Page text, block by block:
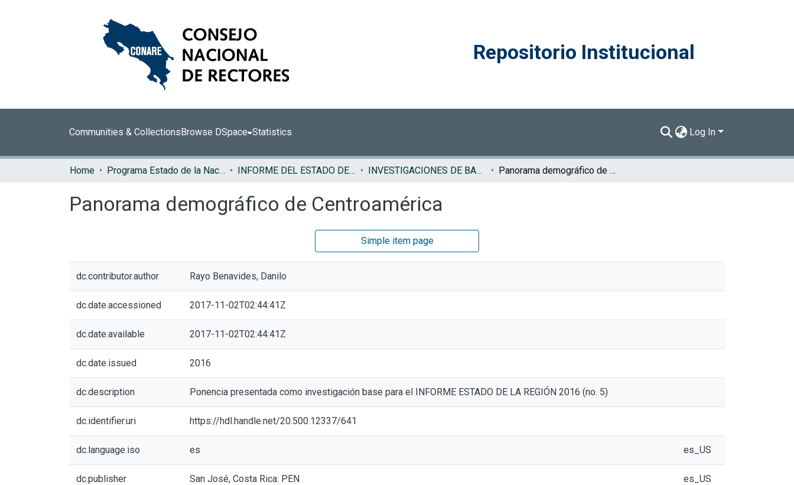
Repositorio Institucional
Communities & CollectionsBrowse DSpace Statistics Log In
Home Programa Estado de la Nación (PEN) INFORME DEL ESTADO DE LA REGION INVESTIGACIONES DE BASE ERCA Panorama demográfico de Centroamérica
Panorama demográfico de Centroamérica
Simple item page
dc.contributor.author Rayo Benavides, Danilo
dc.date.accessioned 2017-11-02T02:44:41Z
dc.date.available 2017-11-02T02:44:41Z
dc.date.issued 2016
dc.description Ponencia presentada como investigación base para el INFORME ESTADO DE LA REGIÓN 2016 (no. 5)
dc.identifier.uri https://hdl.handle.net/20.500.12337/641
dc.language.iso es es_US
dc.publisher San José, Costa Rica: PEN es_US